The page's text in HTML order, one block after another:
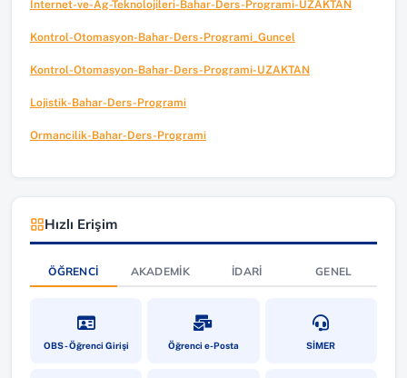
Internet-ve-Ag-Teknolojileri-Bahar-Ders-Programi-UZAKTAN
Kontrol-Otomasyon-Bahar-Ders-Programi_Guncel
Kontrol-Otomasyon-Bahar-Ders-Programi-UZAKTAN
Lojistik-Bahar-Ders-Programi
Ormancilik-Bahar-Ders-Programi
Hızlı Erişim
ÖĞRENCI AKADEMIK İDARI GENEL
OBS - Öğrenci Girişi(yeni sekmede açılır)Öğrenci e-Posta(yeni sekmede açılır)SİMER(yeni sekmede